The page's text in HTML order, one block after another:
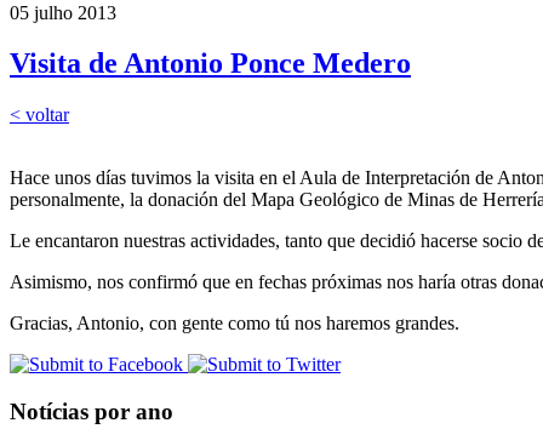
05 julho 2013
Visita de Antonio Ponce Medero
< voltar
Hace unos días tuvimos la visita en el Aula de Interpretación de
personalmente, la donación del Mapa Geológico de Minas de
Le encantaron nuestras actividades, tanto que decidió hacerse socio
Asimismo, nos confirmó que en fechas próximas nos haría otras
Gracias, Antonio, con gente como tú nos haremos grandes.
Notícias por ano